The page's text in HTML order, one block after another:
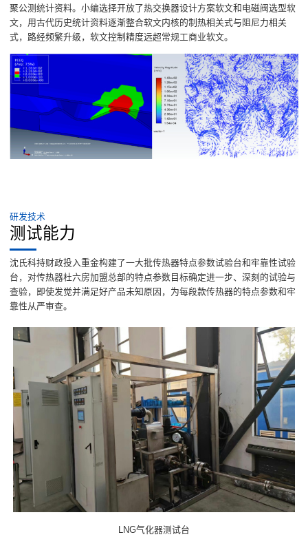
聚公测统计资料。小编选择开放了热交换器设计方案软文和电磁阀选型软
文，用古代历史统计资料逐渐整合软文内核的制热相关式与阻尼力相关
式，路经频繁升级，软文控制精度远超常规工商业软文。
研发技术
测试能力
沈氏科持财政投入重金构建了一大批传热器特点参数试验台和牢靠性试验
台，对传热器杜六房加盟总部的特点参数目标确定进一步、深刻的试验与
查验，即使发觉并满足好产品未知原因，为每段款传热器的特点参数和牢
靠性从严审查。
LNG气化器测试台